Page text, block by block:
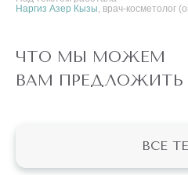
Наргиз Азер Кызы, врач-косметолог
ЧТО МЫ МОЖЕМ
ВАМ ПРЕДЛОЖИТЬ
ВСЕ